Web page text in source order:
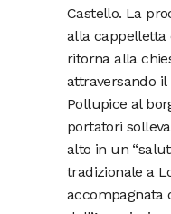
Castello. La
alla cappelletta
ritorna alla
attraversando il
Pollupice al
portatori
alto in un
tradizionale a
accompagnata